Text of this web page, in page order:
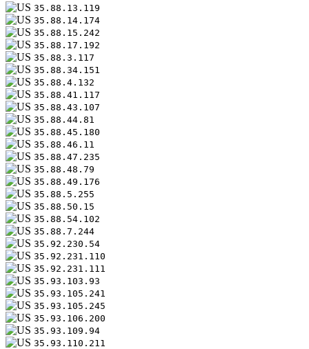
35.88.13.119
35.88.14.174
35.88.15.242
35.88.17.192
35.88.3.117
35.88.34.151
35.88.4.132
35.88.41.117
35.88.43.107
35.88.44.81
35.88.45.180
35.88.46.11
35.88.47.235
35.88.48.79
35.88.49.176
35.88.5.255
35.88.50.15
35.88.54.102
35.88.7.244
35.92.230.54
35.92.231.110
35.92.231.111
35.93.103.93
35.93.105.241
35.93.105.245
35.93.106.200
35.93.109.94
35.93.110.211